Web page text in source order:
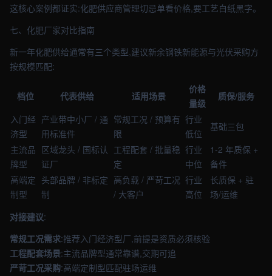
这核心案例都证实:化肥供应商管理切忌单看价格,要工艺白纸黑字。
七、化肥厂家对比指南
新一年化肥供给通常有三个类型,建议新余钢铁新能源与光伏采购方
按规模匹配:
档位 代表供给 适用场景
价格
量级
质保/服务
入门经
济型
产业带中小厂 / 通
用标准件
常规工况 / 预算有
限
行业
低位
基础三包
主流品
牌型
区域龙头 / 国标认
证厂
工程配套 / 批量稳
定
行业
中位
1-2 年质保 +
备件
高端定
制型
头部品牌 / 非标定
制
高负载 / 严苛工况
/ 大客户
行业
高位
长质保 + 驻
场/运维
对接建议:
常规工况需求:推荐入门经济型厂,前提是资质必须核验
工程配套场景:主流品牌型通常靠谱,交期可追
严苛工况采购:高端定制型匹配驻场运维